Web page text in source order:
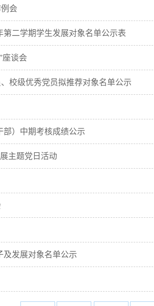
会
第二学期学生发展对象名单公示表
座谈会
校级优秀党员拟推荐对象名单公示
部）中期考核成绩公示
主题党日活动
及发展对象名单公示